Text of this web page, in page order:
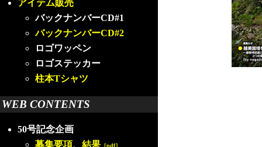
アイテム販売
バックナンバーCD#1
バックナンバーCD#2
ロゴワッペン
ロゴステッカー
柱本Tシャツ
WEB CONTENTS
50号記念企画
募集要項、 結果 ［pdf］